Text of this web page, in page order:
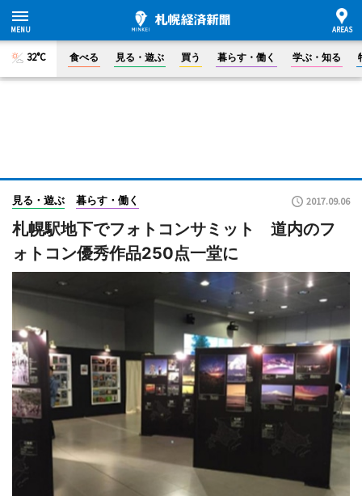
32°C 食べる 見る・遊ぶ 買う 暮らす・働く 学ぶ・知る
見る・遊ぶ 暮らす・働く 2017.09.06
札幌駅地下でフォトコンサミット 道内のフ
ォトコン優秀作品250点一堂に